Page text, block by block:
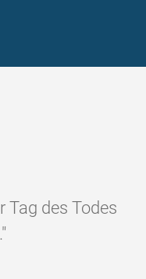
Tag des Todes